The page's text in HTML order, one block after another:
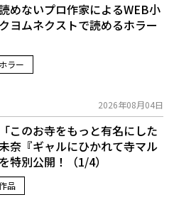
めないプロ作家によるWEB小
クヨムネクストで読めるホラー
ホラー
2026年08月04日
このお寺をもっと有名にした
奈『ギャルにひかれて寺マル
特別公開！（1/4）
品